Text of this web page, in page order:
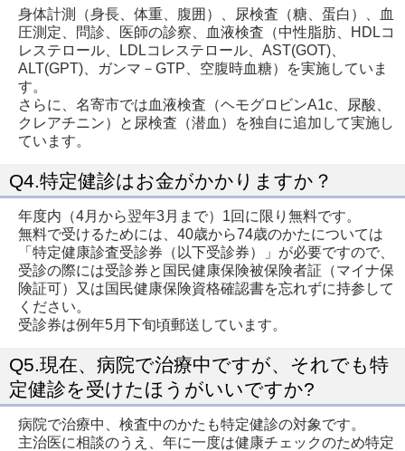
身体計測（身長、体重、腹囲）、尿検査（糖、蛋白）、血
圧測定、問診、医師の診察、血液検査（中性脂肪、HDLコ
レステロール、LDLコレステロール、AST(GOT)、
ALT(GPT)、ガンマ－GTP、空腹時血糖）を実施していま
す。
さらに、名寄市では血液検査（ヘモグロビンA1c、尿酸、
クレアチニン）と尿検査（潜血）を独自に追加して実施し
ています。
Q4.特定健診はお金がかかりますか？
年度内（4月から翌年3月まで）1回に限り無料です。
無料で受けるためには、40歳から74歳のかたについては
「特定健康診査受診券（以下受診券）」が必要ですので、
受診の際には受診券と国民健康保険被保険者証（マイナ保
険証可）又は国民健康保険資格確認書を忘れずに持参して
ください。
受診券は例年5月下旬頃郵送しています。
Q5.現在、病院で治療中ですが、それでも特
定健診を受けたほうがいいですか?
病院で治療中、検査中のかたも特定健診の対象です。
主治医に相談のうえ、年に一度は健康チェックのため特定